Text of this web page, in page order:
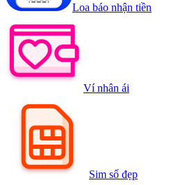
Loa báo nhận tiền
Ví nhân ái
Sim số đẹp